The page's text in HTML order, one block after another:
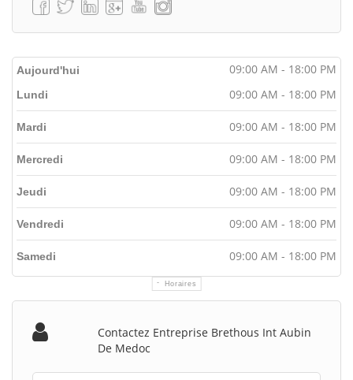
Aujourd'hui 09:00 AM - 18:00 PM
Horaires
Lundi 09:00 AM - 18:00 PM
Mardi 09:00 AM - 18:00 PM
Mercredi 09:00 AM - 18:00 PM
Jeudi 09:00 AM - 18:00 PM
Vendredi 09:00 AM - 18:00 PM
Samedi 09:00 AM - 18:00 PM
Contactez Entreprise Brethous Int Aubin
De Medoc